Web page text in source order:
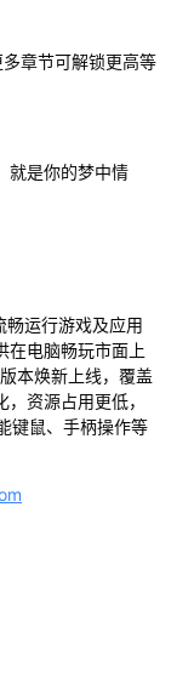
章节可解锁更高等
就是你的梦中情
运行游戏及应用
在电脑畅玩市面上
本焕新上线，覆盖
资源占用更低，
键鼠、手柄操作等